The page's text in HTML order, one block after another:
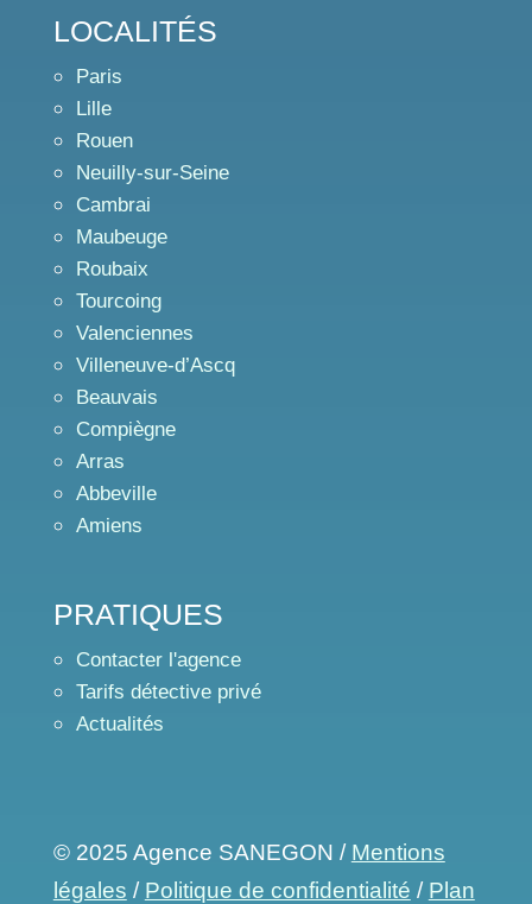
LOCALITÉS
Paris
Lille
Rouen
Neuilly-sur-Seine
Cambrai
Maubeuge
Roubaix
Tourcoing
Valenciennes
Villeneuve-d’Ascq
Beauvais
Compiègne
Arras
Abbeville
Amiens
PRATIQUES
Contacter l'agence
Tarifs détective privé
Actualités
© 2025 Agence SANEGON / Mentions
légales / Politique de confidentialité / Plan